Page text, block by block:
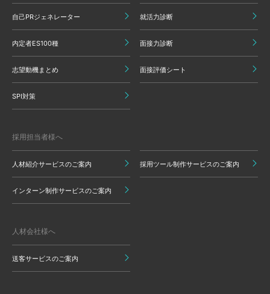
自己PRジェネレーター 就活力診断
内定者ES100種 面接力診断
志望動機まとめ 面接評価シート
SPI対策
採用担当者様へ
人材紹介サービスのご案内 採用ツール制作サービスのご案内
インターン制作サービスのご案内
人材会社様へ
送客サービスのご案内